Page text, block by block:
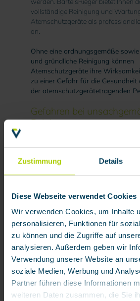
Zustimmung Details
Diese Webseite verwendet Cookies
Wir verwenden Cookies, um Inhalte
personalisieren, Funktionen für
zu können und die Zugriffe auf
analysieren. Außerdem geben wir
Verwendung unserer Website an
soziale Medien, Werbung und
Partner führen diese Informationen
weiteren Daten zusammen, die Sie
vollständige Reinigung und
Atemschutzgeräte als
an.
Ohne eine ordnungsgemäße
und gründliche Reinigung können
Atemschutzgeräte ihre
zu einer Gefahr für die Gesundheit
der atemschutzgerätetragenden
Gefahren bei
Reinigung
Eine weitverbreitete Meinung ist,
Reinigung ausreicht, um die
Atemschutzgeräten zu
Geräte ihre volle Schutzwirkung
Folgende Gefahren und Probleme
unsachgemäßer Reinigung von
auftauchen:
Verlust der Filterwirkung:Durch
Reinigung der Vollmaske können
Komponenten beschädigt oder
wodurch die Fähigkeit, schädliche
zu filtern, verringert wird..